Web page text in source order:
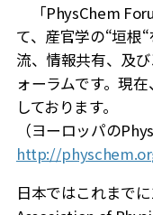
「PhysChem
て、産官学の“垣根
流、情報共有、及
ォーラムです。現
しております。
（ヨーロッパの
http://
日本ではこれまで